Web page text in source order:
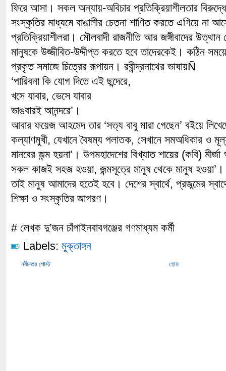
ফিরে আসা। সকল অন্যায়-অবিচার প্রতিক্রিয়াশীলতার বিরুদ্ধে
সংস্কৃতির মাধ্যমে বাঙালীর চেতনা শাণিত করতে এগিয়ে না
প্রতিক্রিয়াশীলরা। মৌলবাদী রাজনীতি আর জঙ্গীবাদের
মানুষকে উজ্জীবিত-উদ্দীপ্ত করতে হবে তাদেরকেই। কঠিন
প্রকৃত সমাজে চিত্রের রূপায়ন। রবীন্দ্রনাথের ভাষায়Ñ
‘পারিবনা কি যোগ দিতে এই ছন্দেরে,
খসে যাবার, ভেসে যাবার
ভাঙবারই আনন্দরে’।
আবার ফয়েজ আহমেদ তার ‘সত্য বাবু মারা গেছেন’ বইয়ে
কল্যাণমুখী, যেখানে বৈষম্য পলাতক, সেখানে সমঅধিকার ও
মানবের জন্ম হয়না’। উপমহাদেশের বিখ্যাত শায়ের (কবি)
সকল কাজই সহজ হওয়া, জন্মসূত্রে মানুষ থেকে মানুষ হওয়া’।
তাই মানুষ আমাদের হতেই হবে। দেশের স্বার্থে, প্রজন্মের
শিক্ষা ও সংস্কৃতির জাগরণ।
# লেখক দু’জন চাঁপাইনবাবগঞ্জের গণমাধ্যম কর্মী
Labels: মুক্তাঙ্গন
নবীনতর পোস্ট হোম